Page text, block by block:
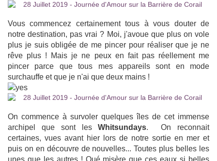
Vous commencez certainement tous à vous douter de
notre destination, pas vrai ? Moi, j'avoue que plus on vole
plus je suis obligée de me pincer pour réaliser que je ne
rêve plus ! Mais je ne peux en fait pas réellement me
pincer parce que tous mes appareils sont en mode
surchauffe et que je n'ai que deux mains !
On commence à survoler quelques îles de cet immense
archipel que sont lesWhitsundays. On reconnait
certaines, vues avant hier lors de notre sortie en mer et
puis on en découvre de nouvelles... Toutes plus belles les